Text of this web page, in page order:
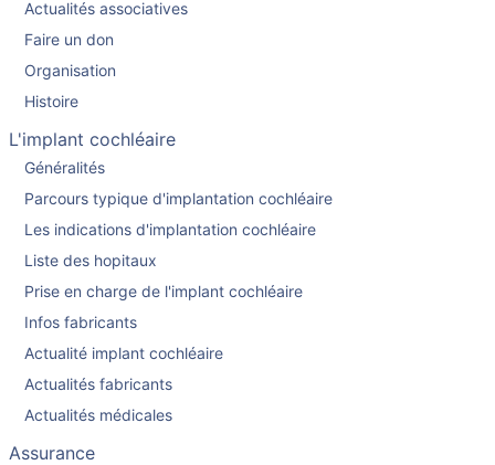
Actualités associatives
Faire un don
Organisation
Histoire
L'implant cochléaire
Généralités
Parcours typique d'implantation cochléaire
Les indications d'implantation cochléaire
Liste des hopitaux
Prise en charge de l'implant cochléaire
Infos fabricants
Actualité implant cochléaire
Actualités fabricants
Actualités médicales
Assurance